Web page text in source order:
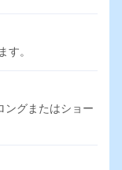
す。
ングまたはショー